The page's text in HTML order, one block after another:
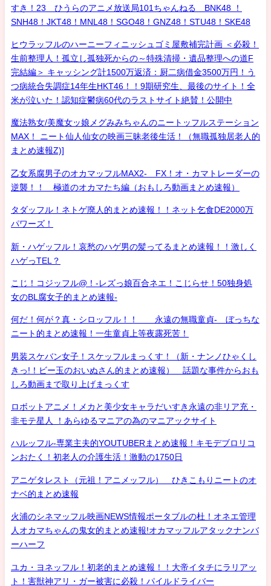
すき！23 ひうらのアニメ放送局101ちゃんねる BNK48 ！
SNH48！JKT48！MNL48！SGO48！GNZ48！STU48！SKE48
ヒウラッフルのハーニーフィニッシュゴミ屋敷補完計画 ＜必殺！
生前整理人！孤立し孤独死からの～特殊清掃・遺品整理への道F
完結編＞ キャッシング計1500万返済：厨二病借金3500万円！う
つ病統合失調症14年生HKT46！！9期研究生、最後のサイト！全
米が泣いた！認知症鬱病60代のラストサイト絶賛！公開中
魔法熟女/美魔女ッ娘メグみみちゃんのニートッフルステーション
MAX！ ニート仙人仙女の映画三昧老後生活！（無職孤独居老人的
まとめ速報Z)]
乙女系腐男子のオカマッフルMAX2- FX！オ・カマトレーダーの
逆襲！！ 極道のオカマたち編（おもしろ動画まとめ速報）
タダッフル！ネトゲ廃人的まとめ速報！！ネット乞食DE2000万
パワーズ！
新・ハゲッフル！哀愁のハゲ男の髪ってるまとめ速報！！激しく
ハゲっTEL？
こじ！コジッフル@！-レズっ娘百合ネエ！こじらせ！50独身処
女のBL腐女子的まとめ速報-
何だ！何が？真・シロッフル！！ 永遠の無職童貞- ぼっちな
ニート的まとめ速報！一生童貞上等夜露死苦！
男装スケバン女子！スケッフルまっくす！（新・ナンノひゃくし
きっ!！ビー玉のおいぬさん的まとめ速報） 話題な事件からおも
しろ動画まで取り上げまっくす
ロボットアニメ！メカと美少女キャラだいすき永遠の非リア充・
非モテ星人 ！あらゆるマニアの為のマニアックサイト
ハルッフル-専業主夫的YOUTUBERまとめ速報！キモデブロリコ
ンおたく！初老人の介護生活！激動の1750日
アニゲタレスト（元祖！アニメッフル） ひきこもりニートのオ
ナベ的まとめ速報
火浦のシネマッフル映画NEWS情報ポータブルの杜！オネエ管理
人オカマちゃんの鬼女的まとめ速報!オカマッフルアタックナンバ
ーハーフ
ユカ・ヨネッフル！初老的まとめ速報！！大帝イタチにラリアッ
ト！害獣神アリ・ガー被害に必殺！パイルドライバー